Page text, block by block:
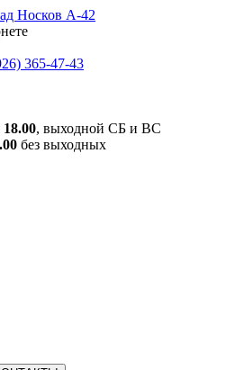
365-47-43
18.00, выходной СБ и ВС
без выходных